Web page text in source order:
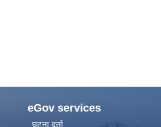
eGov services
घटना दर्ता